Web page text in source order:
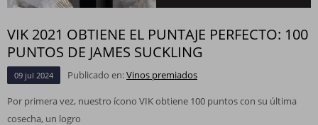
VIK 2021 OBTIENE EL PUNTAJE PERFECTO: 100
PUNTOS DE JAMES SUCKLING
09 jul 2024 Publicado en:Vinos premiados
Por primera vez, nuestro ícono VIK obtiene 100 puntos con su última
cosecha, un logro